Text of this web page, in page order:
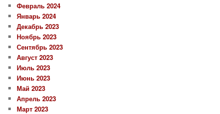
Февраль 2024
Январь 2024
Декабрь 2023
Ноябрь 2023
Сентябрь 2023
Август 2023
Июль 2023
Июнь 2023
Май 2023
Апрель 2023
Март 2023